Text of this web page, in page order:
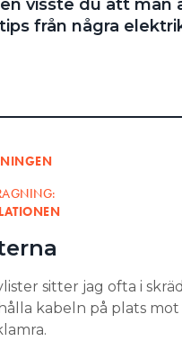
visste du att man
från några
sitter jag ofta i
kabeln på plats